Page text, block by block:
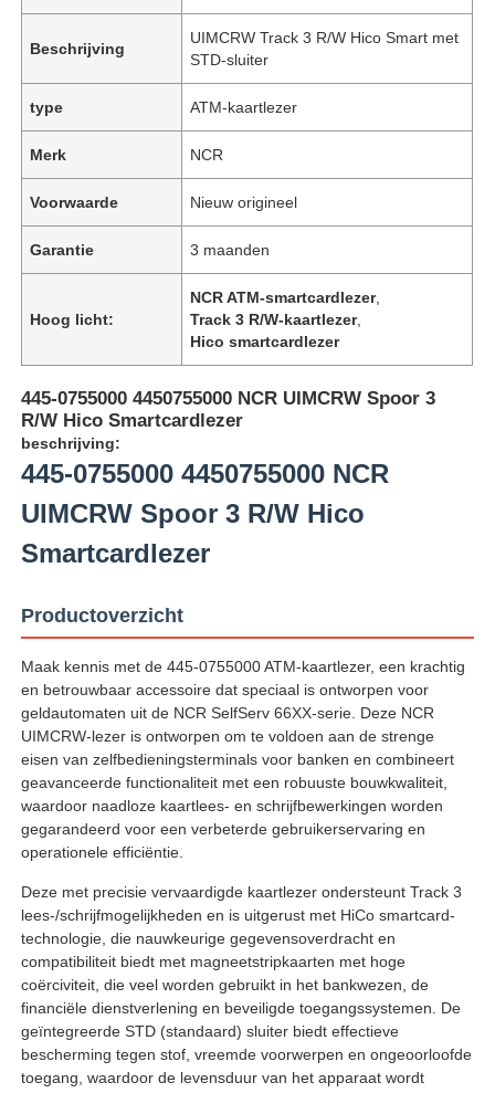
Thuis
Producten
Videos
Beschrijving
UIMCRW Track 3 R/W Hico Smart met
STD-sluiter
type ATM-kaartlezer
Merk NCR
Voorwaarde Nieuw origineel
Garantie 3 maanden
Hoog licht:
NCR ATM-smartcardlezer,
Track 3 R/W-kaartlezer,
Hico smartcardlezer
445-0755000 4450755000 NCR UIMCRW Spoor 3
R/W Hico Smartcardlezer
beschrijving:
445-0755000 4450755000 NCR
UIMCRW Spoor 3 R/W Hico
Smartcardlezer
Productoverzicht
Maak kennis met de 445-0755000 ATM-kaartlezer, een krachtig
en betrouwbaar accessoire dat speciaal is ontworpen voor
geldautomaten uit de NCR SelfServ 66XX-serie. Deze NCR
UIMCRW-lezer is ontworpen om te voldoen aan de strenge
eisen van zelfbedieningsterminals voor banken en combineert
geavanceerde functionaliteit met een robuuste bouwkwaliteit,
waardoor naadloze kaartlees- en schrijfbewerkingen worden
gegarandeerd voor een verbeterde gebruikerservaring en
operationele efficiëntie.
Deze met precisie vervaardigde kaartlezer ondersteunt Track 3
lees-/schrijfmogelijkheden en is uitgerust met HiCo smartcard-
technologie, die nauwkeurige gegevensoverdracht en
compatibiliteit biedt met magneetstripkaarten met hoge
coërciviteit, die veel worden gebruikt in het bankwezen, de
financiële dienstverlening en beveiligde toegangssystemen. De
geïntegreerde STD (standaard) sluiter biedt effectieve
bescherming tegen stof, vreemde voorwerpen en ongeoorloofde
toegang, waardoor de levensduur van het apparaat wordt